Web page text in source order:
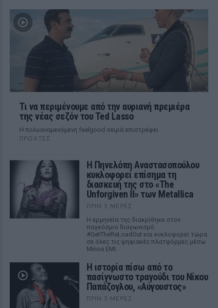
Τι να περιμένουμε από την αυριανή πρεμιέρα
της νέας σεζόν του Ted Lasso
Η πολυαναμενόμενη feelgood σειρά επιστρέφει
ΠΡΟΧΤΈΣ
Η Πηνελόπη Αναστασοπούλου
κυκλοφορεί επίσημα τη
διασκευή της στο «The
Unforgiven II» των Metallica
ΠΡΙΝ 3 ΜΈΡΕΣ
Η ερμηνεία της διακρίθηκε στον
παγκόσμιο διαγωνισμό
#GetTheReLoadOut και κυκλοφορεί τώρα
σε όλες τις ψηφιακές πλατφόρμες μέσω
Minos EMI.
Η ιστορία πίσω από το
πασίγνωστο τραγούδι του Νίκου
Παπάζογλου, «Αύγουστος»
ΠΡΙΝ 5 ΜΈΡΕΣ